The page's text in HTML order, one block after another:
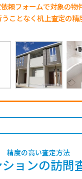
頼フォームで対象の物
ことなく机上査定の精
精度の高い査定方法
ョンの訪問